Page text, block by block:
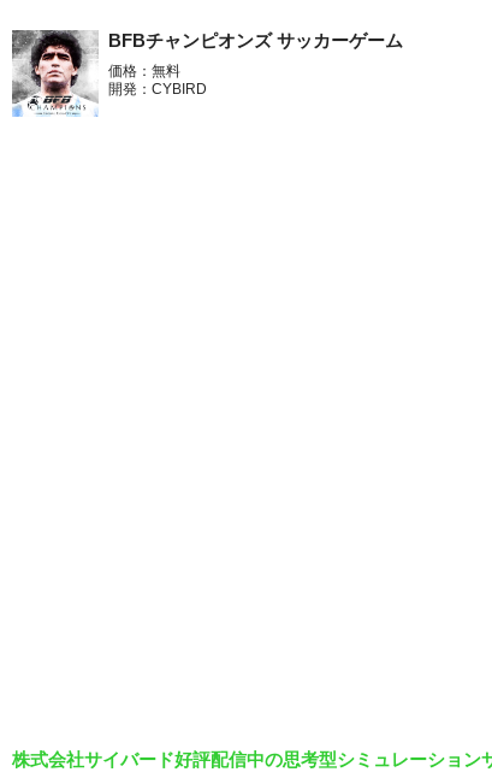
BFBチャンピオンズ サッカーゲーム
価格：無料
開発：CYBIRD
株式会社サイバード好評配信中の思考型シミュレーショ